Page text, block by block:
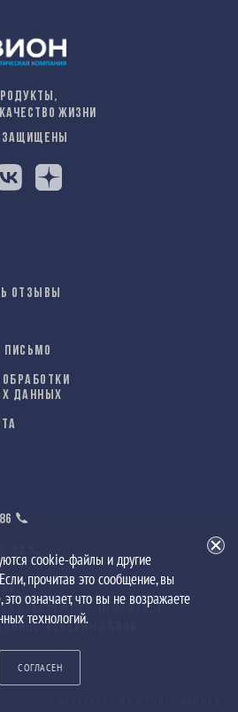
ЖИЗНИ
ЗАЩИЩЕНЫ
ОТЗЫВЫ
ПИСЬМО
ДАННЫХ
34
,
НАБЕРЕЖНАЯ, Д. 8., СТР. 1
СЕВЕРНЫЙ БЛОК,
cookie-файлы и другие
прочитав это сообщение, вы
означает, что вы не возражаете
технологий.
СОГЛАСЕН